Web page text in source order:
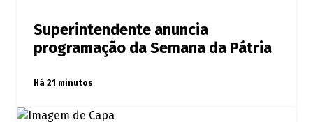
Superintendente anuncia
programação da Semana da Pátria
Há 21 minutos